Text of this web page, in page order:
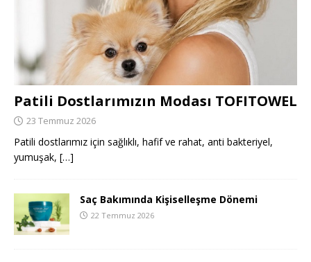
Patili Dostlarımızın Modası TOFITOWEL
23 Temmuz 2026
Patili dostlarımız için sağlıklı, hafif ve rahat, anti bakteriyel,
yumuşak, […]
Saç Bakımında Kişiselleşme Dönemi
22 Temmuz 2026